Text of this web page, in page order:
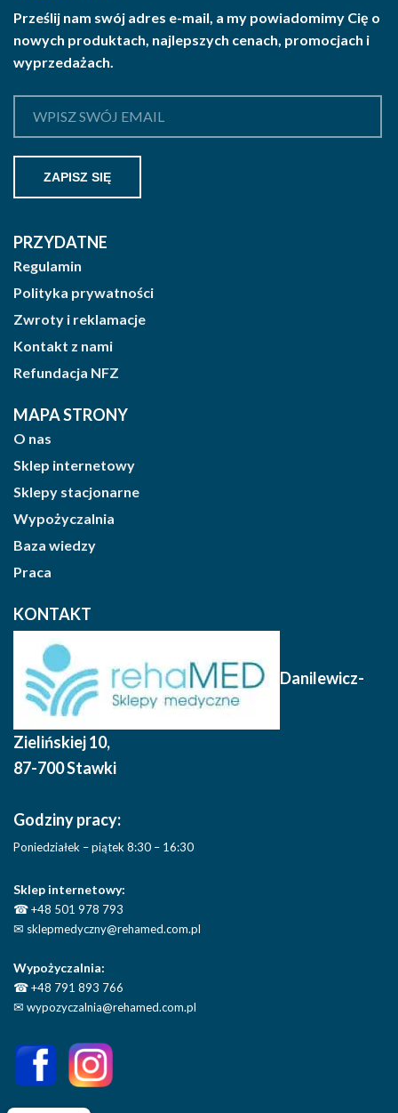
na
stronie
Prześlij nam swój adres e-mail, a my powiadomimy Cię o
nowych produktach, najlepszych cenach, promocjach i
wyprzedażach.
PRZYDATNE
Regulamin
Polityka prywatności
Zwroty i reklamacje
Kontakt z nami
Refundacja NFZ
MAPA STRONY
O nas
Sklep internetowy
Sklepy stacjonarne
Wypożyczalnia
Baza wiedzy
Praca
KONTAKT
Danilewicz-
Zielińskiej 10,
87-700 Stawki
Godziny pracy:
Poniedziałek – piątek 8:30 – 16:30
Sklep internetowy:
☎+48 501 978 793
✉ sklepmedyczny@rehamed.com.pl
Wypożyczalnia:
☎+48 791 893 766
✉ wypozyczalnia@rehamed.com.pl